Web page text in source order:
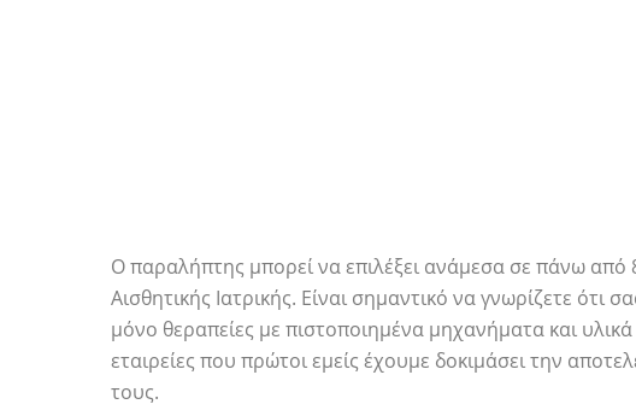
Ο παραλήπτης μπορεί να επιλέξει ανάμεσα σε πάνω από
Αισθητικής Ιατρικής. Είναι σημαντικό να γνωρίζετε ότι
μόνο θεραπείες με πιστοποιημένα μηχανήματα και
εταιρείες που πρώτοι εμείς έχουμε δοκιμάσει την
τους.